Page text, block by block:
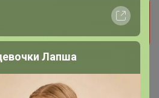
лот временно
Поставьте отметку
обязательно сообщим как
доступен!
что ознакомлены с
сдоговором оферты
Лапша